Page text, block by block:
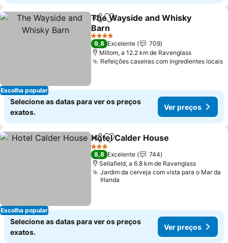
Escolha popular
PartilharAdicionar aos favoritos
The Wayside and Whisky
Barn
4 Estrelas
9,8 Excelente
709
Millom, a 12.2 km de Ravenglass
Refeições caseiras com ingredientes locais
Selecione as datas para ver os preços
exatos.
Ver preços
Escolha popular
PartilharAdicionar aos favoritos
Hotel Calder House
3 Estrelas
8,8 Excelente
744
Sellafield, a 6.8 km de Ravenglass
Jardim da cerveja com vista para o Mar da
Irlanda
Selecione as datas para ver os preços
exatos.
Ver preços